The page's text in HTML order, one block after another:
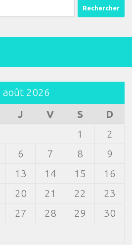
août 2026
J V S
D
1
2
6 7 8
9
13 14 15
16
20 21 22
23
27 28 29
30